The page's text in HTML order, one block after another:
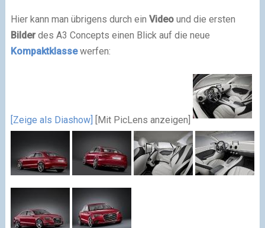
Hier kann man übrigens durch ein Videound die ersten
Bilderdes A3 Concepts einen Blick auf die neue
Kompaktklassewerfen:
[Zeige als Diashow] [Mit PicLens anzeigen]